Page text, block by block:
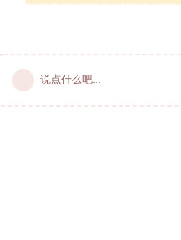
说点什么吧...